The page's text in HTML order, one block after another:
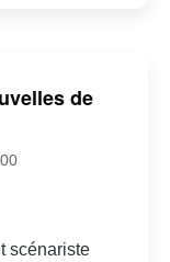
de
scénariste